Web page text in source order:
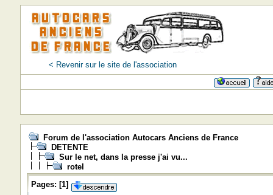
< Revenir sur le site de l'association
Forum de l'association Autocars Anciens de France
DETENTE
Sur le net, dans la presse j'ai vu...
rotel
Pages: [1]